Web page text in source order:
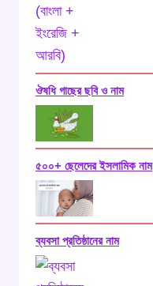
ঔষধি গাছের ছবি ও নাম
৫০০+ ছেলেদের ইসলামিক নাম
ব্যবসা প্রতিষ্ঠানের নাম